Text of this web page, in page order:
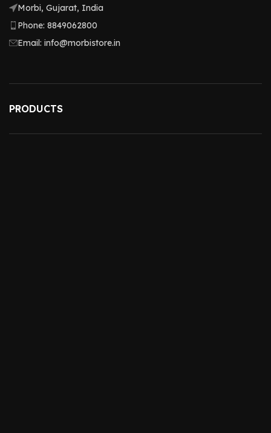
Morbi, Gujarat, India
Phone: 8849062800
Email: info@morbistore.in
PRODUCTS